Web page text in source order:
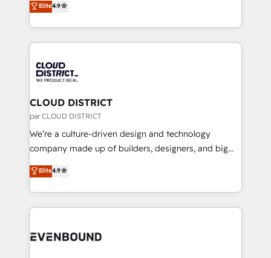
HubSpot partner. • 2023 Impact Awards: Platform
global congress). 👉 Ready to scale your business
with HubSpot? Let Cebra’s experts help you grow
力で顧客フロント業務を再設計します。 💡 100inc は何
をする会社か？ HubSpotを共通基盤に、AIエージェン
トを組み込んだ顧客フロント業務（マーケティング・営
ィブ・エージェンシーです。事業部・グループ会社・部
門が分立する組織で、データと業務プロセスのサイロ化
を、CRMを軸とした全社共通基盤に再構築します。意
思決定者・PMO・現場担当者に並走します。 1️⃣
HubSpot導入・活用支援 顧客データの一元化から、
GTMの見える化・自動化まで。全Hub統合運用、デー
2️⃣ AIエージェント組織構築 営業・マーケティング業務
の一部をAIが自律実行する組織への移行を設計・実装。
DX × AI推進のPMO伴走支援 複数部門をまたぐDX×AI変
Elite4.9
CLOUD DISTRICT
par CLOUD DISTRICT
We’re a culture-driven design and technology
company made up of builders, designers, and big
thinkers. We blend strategy, design, and
development—always fueled by curiosity—to turn
ideas, opportunities, and challenges into meaningful
experiences. To us, technology is more than just
and—most importantly—simple. That’s why we lean
Elite4.9